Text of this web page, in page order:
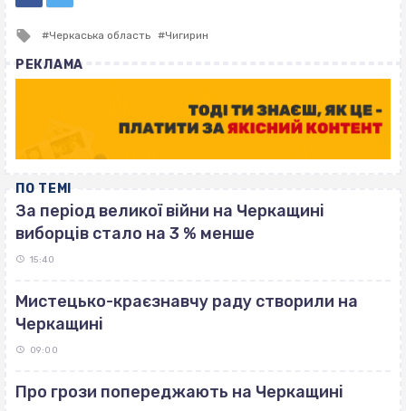
Tagged
Черкаська область Чигирин
РЕКЛАМА
ПО ТЕМІ
За період великої війни на Черкащині
виборців стало на 3 % менше
15:40
Мистецько-краєзнавчу раду створили на
Черкащині
09:00
Про грози попереджають на Черкащині